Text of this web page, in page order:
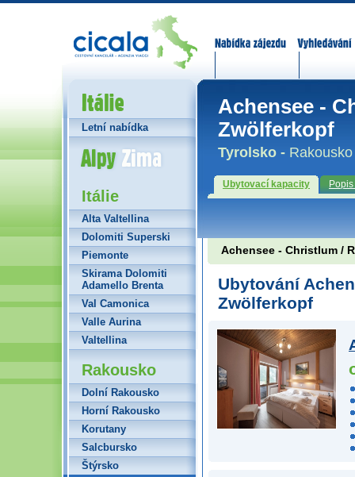
Achensee -
Zwölferkopf
Tyrolsko - Rakousko
Ubytovací kapacity
Achensee - Christlum /
Ubytování
Zwölferkopf
Itálie
Letní nabídka
Alpy Zima
Itálie
Alta Valtellina
Dolomiti Superski
Piemonte
Skirama Dolomiti
Adamello Brenta
Val Camonica
Valle Aurina
Valtellina
Rakousko
Dolní Rakousko
Horní Rakousko
Korutany
Salcbursko
Štýrsko